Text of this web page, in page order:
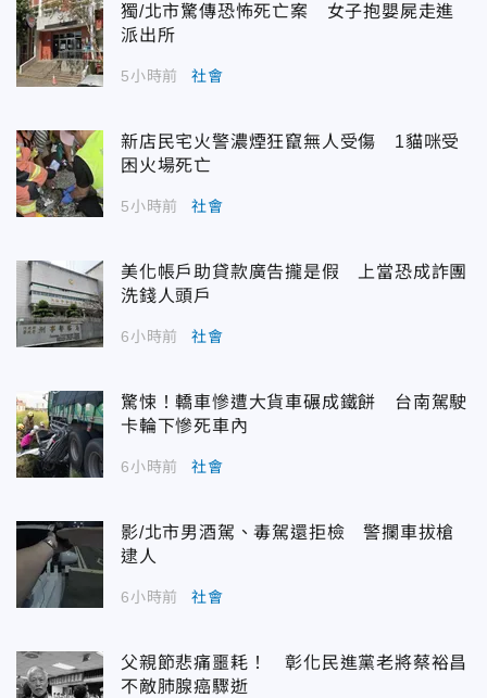
獨/北市驚傳恐怖死亡案 女子抱嬰屍走進
派出所
5小時前 社會
新店民宅火警濃煙狂竄無人受傷 1貓咪受
困火場死亡
5小時前 社會
美化帳戶助貸款廣告攏是假 上當恐成詐團
洗錢人頭戶
6小時前 社會
驚悚！轎車慘遭大貨車碾成鐵餅 台南駕駛
卡輪下慘死車內
6小時前 社會
影/北市男酒駕、毒駕還拒檢 警攔車拔槍
逮人
6小時前 社會
父親節悲痛噩耗！ 彰化民進黨老將蔡裕昌
不敵肺腺癌驟逝